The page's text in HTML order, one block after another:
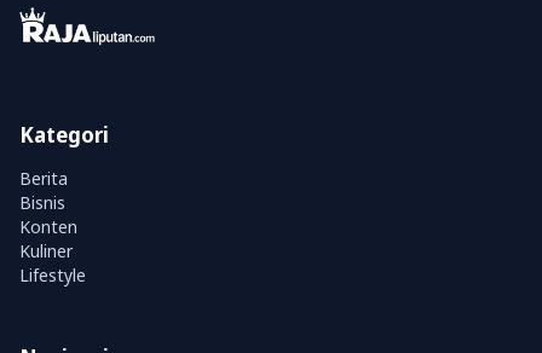
Kategori
Berita
Bisnis
Konten
Kuliner
Lifestyle